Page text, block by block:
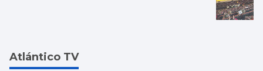
Atlántico TV